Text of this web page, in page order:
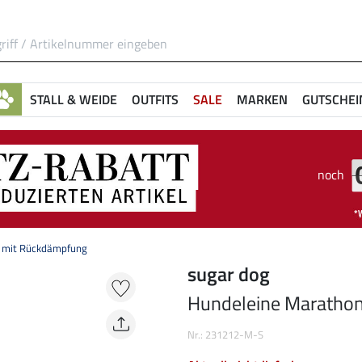
STALL & WEIDE OUTFITS SALE MARKEN
noch
Rückdämpfung
sugar dog
Hundeleine
Nr.: 231212-M-S